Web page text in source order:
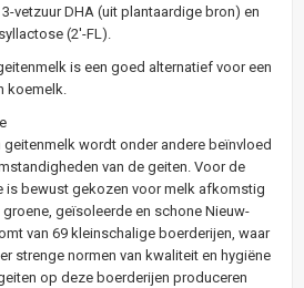
vetzuur DHA (uit plantaardige bron) en
(2'-FL).
is een goed alternatief voor een
koemelk.
wordt onder andere beïnvloed
van de geiten. Voor de
is bewust gekozen voor melk afkomstig
geïsoleerde en schone Nieuw-
van 69 kleinschalige boerderijen, waar
strenge normen van kwaliteit en hygiëne
op deze boerderijen produceren